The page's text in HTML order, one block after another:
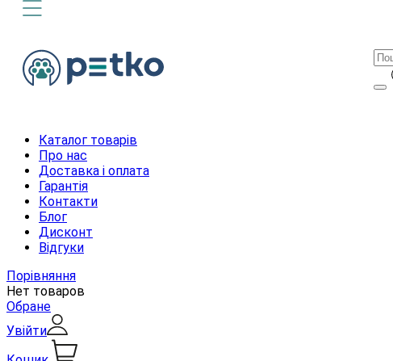
Каталог товарів
Про нас
Доставка і оплата
Гарантія
Контакти
Блог
Дисконт
Відгуки
Порівняння
Нет товаров
Обране
Увійти